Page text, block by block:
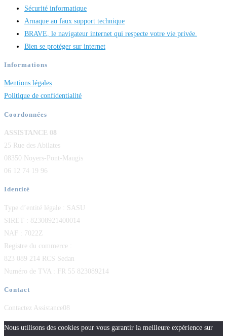
Sécurité informatique
Arnaque au faux support technique
BRAVE, le navigateur internet qui respecte votre vie privée.
Bien se protéger sur internet
Informations
Mentions légales
Politique de confidentialité
Coordonnées
ASSISTANCE 08
25 Rue des Abilates
08350 Noyers-Pont-Maugis
06 12 74 19 96
Identité
Type d’entité légale : SASU
SIRET : 82308921400014
NAF : 7022Z
Registre du commerce :
823 089 214 RCS Sedan
Numéro de TVA : FR 55 823089214
Contact
Contactez Assistance08
Nous utilisons des cookies pour vous garantir la meilleure expérience sur